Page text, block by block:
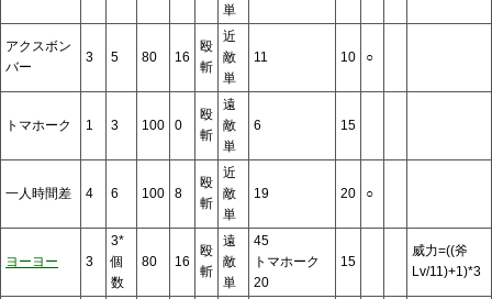
単
アクスボン
バー
3 5 80 16
殴
斬
近
敵
単
11 10 ○
トマホーク 1 3 100 0
殴
斬
遠
敵
単
6 15
一人時間差 4 6 100 8
殴
斬
近
敵
単
19 20 ○
ヨーヨー 3
3*
個
数
80 16
殴
斬
遠
敵
単
45
トマホーク
20
15
威力=((斧
Lv/11)+1)*3